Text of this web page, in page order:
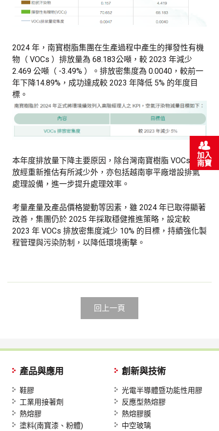
2024 年，南寳樹脂集團在生產過程中產生的揮發性有機
物（ VOCs ）排放量為 68.183公噸，較 2023 年減少
2.469 公噸（ -3.49% ）。排放密集度為 0.0040，較前一
年下降14.89%，成功達成較 2023 年降低 5% 的年度目
標。
本年度排放量下降主要原因，除台灣南寶樹脂 VOCs 排
放經重新推估有所減少外，亦包括越南寧平廠增設排氣
處理設備，進一步提升處理效率。
考量產量及產品價格變動等因素，雖 2024 年已取得顯著
改善，集團仍於 2025 年採取穩健推進策略，設定較
2023 年 VOCs 排放密集度減少 10% 的目標，持續強化製
程管理與污染防制，以降低環境衝擊。
回上一頁
產品與應用
鞋膠
工業用接著劑
熱熔膠
塗料(南寳漆、粉體)
創新與技術
光電半導體暨功能性用膠
反應型熱熔膠
熱熔膠膜
中空玻璃
加入
南寶